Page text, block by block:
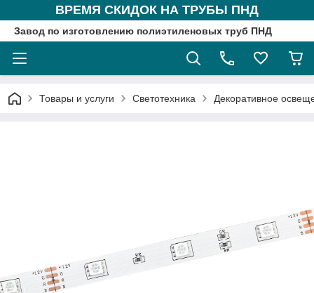
ВРЕМЯ СКИДОК НА ТРУБЫ ПНД
Завод по изготовлению полиэтиленовых труб ПНД
Товары и услуги Светотехника Декоративное